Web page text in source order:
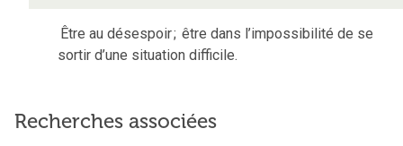
Être au désespoir; être dans l’impossibilité de se
sortir d’une situation difficile.
Recherches associées